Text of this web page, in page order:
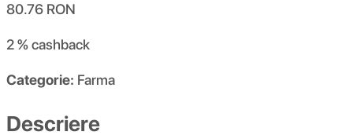
80.76 RON
2 %cashback
Categorie: Farma
Descriere